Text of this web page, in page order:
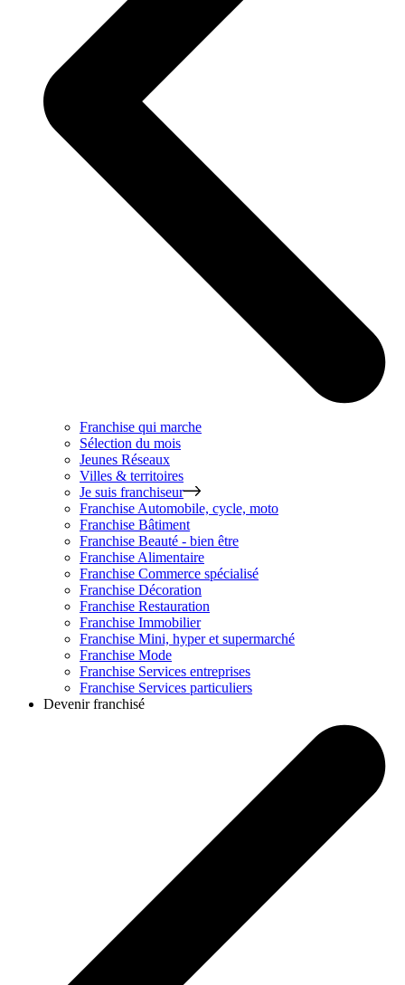
Franchise qui marche
Sélection du mois
Jeunes Réseaux
Villes & territoires
Je suis franchiseur
Franchise Automobile, cycle, moto
Franchise Bâtiment
Franchise Beauté - bien être
Franchise Alimentaire
Franchise Commerce spécialisé
Franchise Décoration
Franchise Restauration
Franchise Immobilier
Franchise Mini, hyper et supermarché
Franchise Mode
Franchise Services entreprises
Franchise Services particuliers
Devenir franchisé